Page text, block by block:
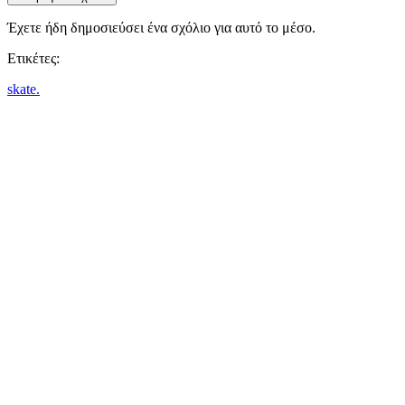
Έχετε ήδη δημοσιεύσει ένα σχόλιο για αυτό το μέσο.
Ετικέτες:
skate.